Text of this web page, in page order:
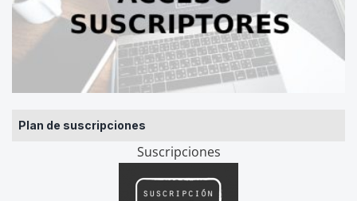
Plan de suscripciones
Suscripciones